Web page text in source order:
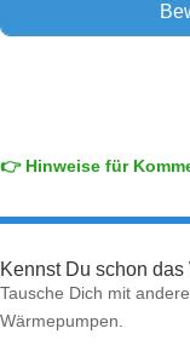
👉 Hinweise für
Kennst Du schon
Tausche Dich mit
Wärmepumpen.